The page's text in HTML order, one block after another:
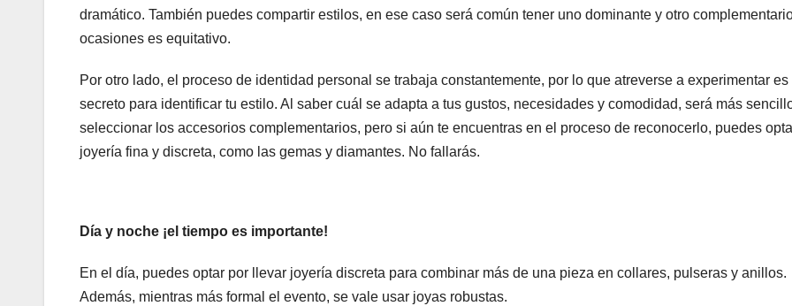
dramático. También puedes compartir estilos, en ese caso será común tener uno dominante y otro
ocasiones es equitativo.
Por otro lado, el proceso de identidad personal se trabaja constantemente, por lo que atreverse a experimentar es
secreto para identificar tu estilo. Al saber cuál se adapta a tus gustos, necesidades y comodidad, será más
seleccionar los accesorios complementarios, pero si aún te encuentras en el proceso de reconocerlo, puedes
joyería fina y discreta, como las gemas y diamantes. No fallarás.
Día y noche ¡el tiempo es importante!
En el día, puedes optar por llevar joyería discreta para combinar más de una pieza en collares, pulseras y anillos.
Además, mientras más formal el evento, se vale usar joyas robustas.